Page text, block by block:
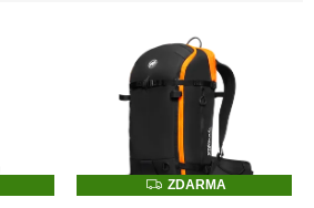
Z
D
ZDARMA